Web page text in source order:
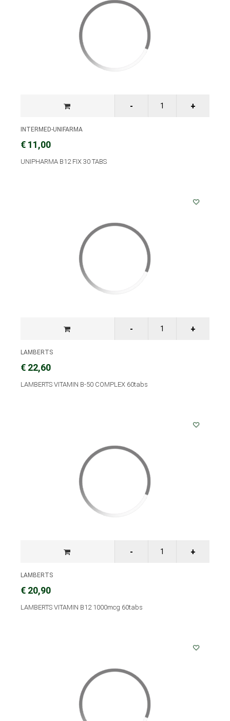
INTERMED-UNIFARMA
€ 11,00
UNIPHARMA B12 FIX 30 TABS
LAMBERTS
€ 22,60
LAMBERTS VITAMIN B-50 COMPLEX 60tabs
LAMBERTS
€ 20,90
LAMBERTS VITAMIN B12 1000mcg 60tabs